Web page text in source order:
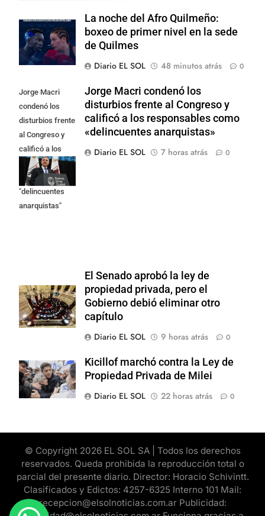
La noche del Afro Quilmeño:
boxeo de primer nivel en la sede
de Quilmes
Diario EL SOL
48 minutos atrás 0
Jorge Macri
condenó los
disturbios frente
al Congreso y
calificó a los
responsables
como
"delincuentes
anarquistas"
Jorge Macri condenó los
disturbios frente al Congreso y
calificó a los responsables como
«delincuentes anarquistas»
Diario EL SOL
7 horas atrás 0
El Senado aprobó la ley de
propiedad privada, pero el
Gobierno debió eliminar otro
capítulo
Diario EL SOL
9 horas atrás 0
Kicillof marchó contra la Ley de
Propiedad Privada de Milei
Diario EL SOL
22 horas atrás 0
© Copyright 2026 EL SOL SA | Todos los derechos
reservados. Queda prohibida la reproducción total o
parcial del presente diario. Director: Horacio Schivintt.
Clasificados y Edictos: 4257-6325 Interno 101 Mail:
recepcion@elsolnoticias.com.ar Publicidad: